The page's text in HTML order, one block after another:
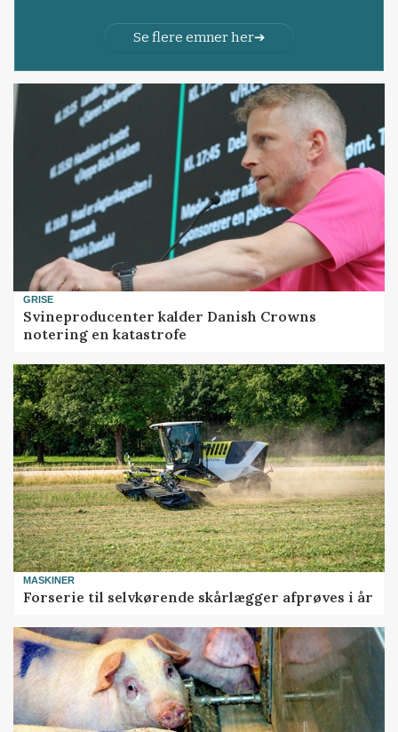
Se flere emner her
GRISE
Svineproducenter kalder Danish Crowns
notering en katastrofe
MASKINER
Forserie til selvkørende skårlægger afprøves i år